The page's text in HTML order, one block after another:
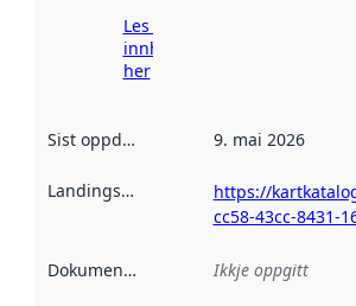
Les meir om
innhenting
her
Sist oppdatert 9. mai 2026
Landingsside
https://
cc58-43cc-8431-
Dokumentasjon Ikkje oppgitt